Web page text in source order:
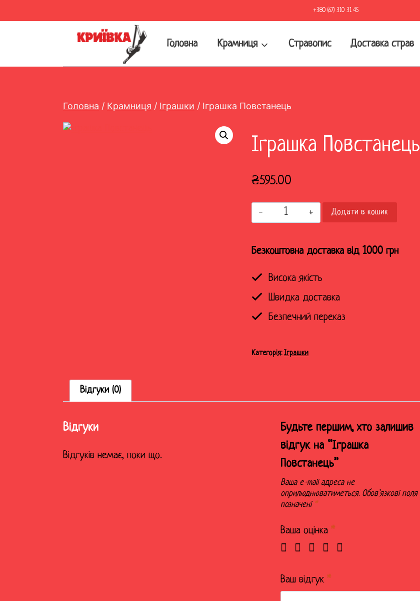
до
+380 (67) 310 31 45
Головна Крамниця Стравопис Доставка страв
Головна / Крамниця / Іграшки / Іграшка Повстанець
Іграшка Повстанець
₴595.00
Іграшка
Повстанець
Додати в кошик
Безкоштовна доставка від 1000 грн
Висока якість
Швидка доставка
Безпечний переказ
Категорія:Іграшки
Відгуки (0)
Відгуки
Відгуків немає, поки що.
Будьте першим, хто залишив
відгук на “Іграшка
Повстанець”
Ваша e-mail адреса не
оприлюднюватиметься. Обов’язкові поля
позначені *
Ваша оцінка *
Ваш відгук *